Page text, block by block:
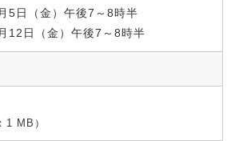
5日（金）午後7～8時半
12日（金）午後7～8時半
1 MB）